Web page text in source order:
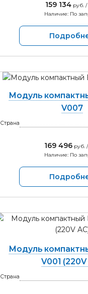
159 134руб. /
Наличие: По
Модуль
V007
Страна
169 496руб.
Наличие: По
Модуль
V001 (220V
Страна